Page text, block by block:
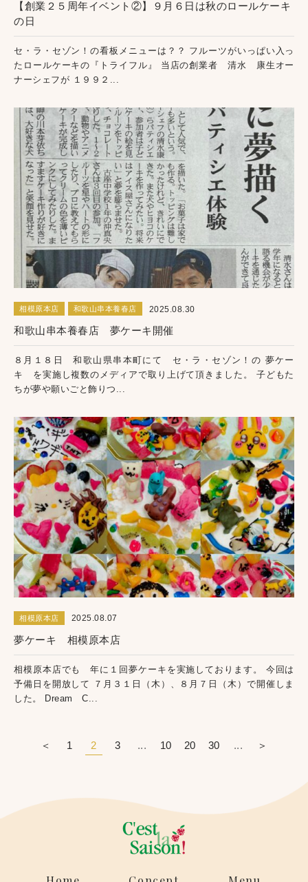
【創業２５周年イベント②】９月６日は秋のロールケーキ
の日
セ・ラ・セゾン！の看板メニューは？？ フルーツがいっぱい入っ
たロールケーキの『トライフル』 当店の創業者 清水 康生オー
ナーシェフが １９９２...
相模原本店 和歌山串本養春店 2025.08.30
和歌山串本養春店 夢ケーキ開催
８月１８日 和歌山県串本町にて セ・ラ・セゾン！の 夢ケー
キ を実施し複数のメディアで取り上げて頂きました。 子どもた
ちが夢や願いごと飾りつ...
相模原本店 2025.08.07
夢ケーキ 相模原本店
相模原本店でも 年に１回夢ケーキを実施しております。 今回は
予備日を開放して ７月３１日（木）、８月７日（木）で開催しま
した。 Dream C...
＜ 1 2 3 ... 10 20 30 ... ＞